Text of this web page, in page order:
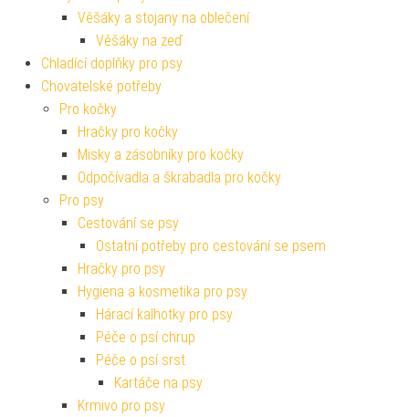
Věšáky a stojany na oblečení
Věšáky na zeď
Chladící doplňky pro psy
Chovatelské potřeby
Pro kočky
Hračky pro kočky
Misky a zásobníky pro kočky
Odpočívadla a škrabadla pro kočky
Pro psy
Cestování se psy
Ostatní potřeby pro cestování se psem
Hračky pro psy
Hygiena a kosmetika pro psy
Hárací kalhotky pro psy
Péče o psí chrup
Péče o psí srst
Kartáče na psy
Krmivo pro psy